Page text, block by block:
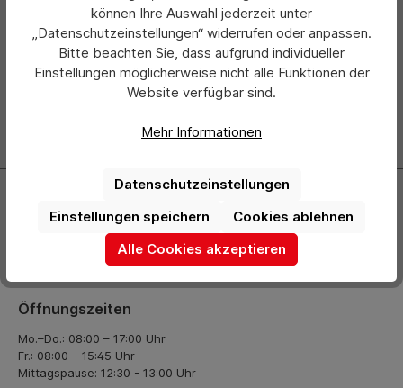
Newsletter
Abonnieren Sie jetzt einfach unseren regelmäßig
erscheinenden Newsletter und Sie werden stets als Erster
über neue Produkte und Angebote informiert.
Zur Newsletter Anmeldung
+49 (0) 2261-7099 14
info@hermann-direkt.de
Öffnungszeiten
Mo.–Do.: 08:00 – 17:00 Uhr
Fr.: 08:00 – 15:45 Uhr
Mittagspause: 12:30 - 13:00 Uhr
können Ihre Auswahl jederzeit unter
„Datenschutzeinstellungen“ widerrufen oder anpassen.
Bitte beachten Sie, dass aufgrund individueller
Einstellungen möglicherweise nicht alle Funktionen der
Website verfügbar sind.
Mehr Informationen
Datenschutzeinstellungen
Cookies ablehnen
Einstellungen speichern
Alle Cookies akzeptieren